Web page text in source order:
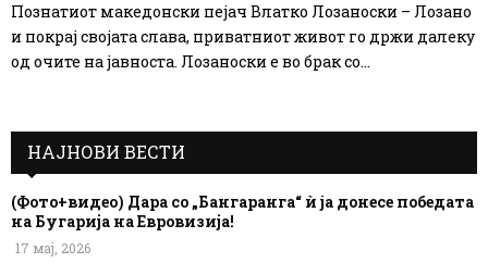
Познатиот македонски пејач Влатко Лозаноски – Лозано
и покрај својата слава, приватниот живот го држи далеку
од очите на јавноста. Лозаноски е во брак со...
НАЈНОВИ ВЕСТИ
(Фото+видео) Дара со „Бангаранга“ ѝ ја донесе победата
на Бугарија на Евровизија!
17 мај, 2026